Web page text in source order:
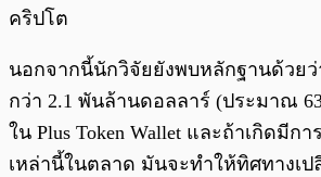
คริปโต
นอกจากนี้นักวิจัยยังพบหลักฐานด้วยว่
กว่า 2.1 พันล้านดอลลาร์ (ประมาณ
ใน Plus Token Wallet และถ้าเกิดมีก
เหล่านี้ในตลาด มันจะทำให้ทิศทางเป